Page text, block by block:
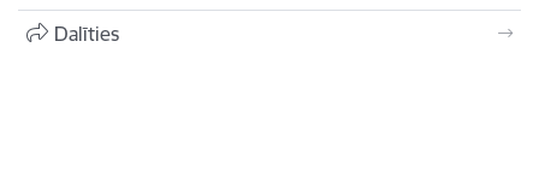
Dalīties